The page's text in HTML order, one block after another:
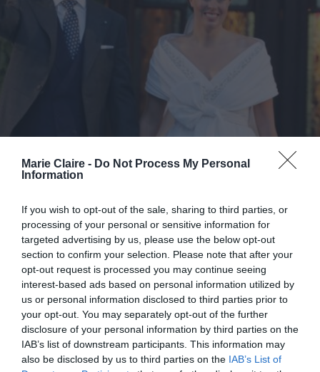
Marie Claire - Do Not Process My Personal
Information
If you wish to opt-out of the sale, sharing to third parties, or
processing of your personal or sensitive information for
targeted advertising by us, please use the below opt-out
section to confirm your selection. Please note that after your
opt-out request is processed you may continue seeing
interest-based ads based on personal information utilized by
us or personal information disclosed to third parties prior to
your opt-out. You may separately opt-out of the further
disclosure of your personal information by third parties on the
IAB’s list of downstream participants. This information may
also be disclosed by us to third parties on the IAB’s List of
Nina Flohr: Η φωτογραφία που
αποκάλυψε τη διακριτική
λεπτομέρεια του νυφικού της
ByMcteam